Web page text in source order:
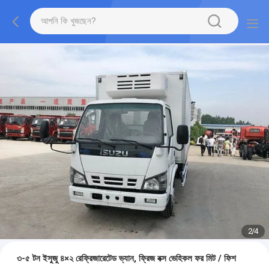
2/4
৩-৫ টন ইসুজু ৪×২ রেফ্রিজারেটেড ভ্যান, ফ্রিজ বক্স ভেহিকল ফর মিট / ফিশ